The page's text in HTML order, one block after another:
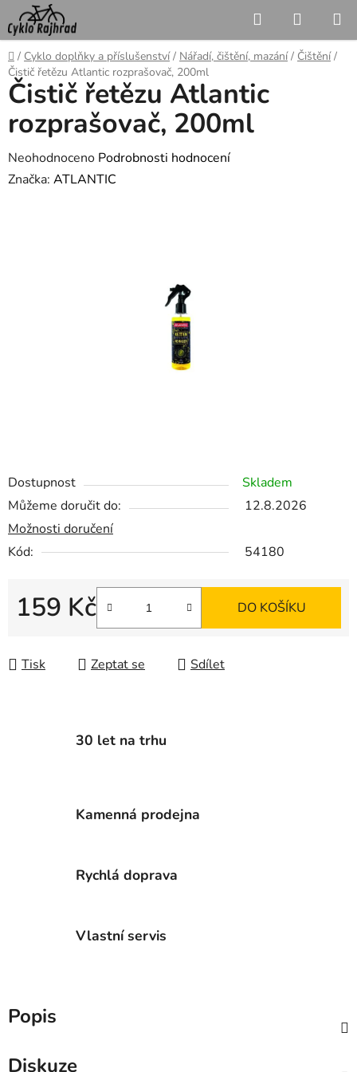
Přejít
na
obsah
Hledat
KOŠÍK
Domů
/ Cyklo doplňky a příslušenství / Nářadí, čištění, mazání / Čištění /
Čistič řetězu Atlantic rozprašovač, 200ml
Dostupnost
Skladem
Můžeme doručit do:
12.8.2026
Možnosti doručení
Kód:
54180
159 Kč DO KOŠÍKU
Tisk Zeptat se Sdílet
Čistič řetězu Atlantic
rozprašovač, 200ml
Průměrné
hodnocení
Neohodnoceno Podrobnosti hodnocení
Značka: ATLANTIC
30 let na trhu
Kamenná prodejna
Rychlá doprava
Vlastní servis
Popis
Diskuze